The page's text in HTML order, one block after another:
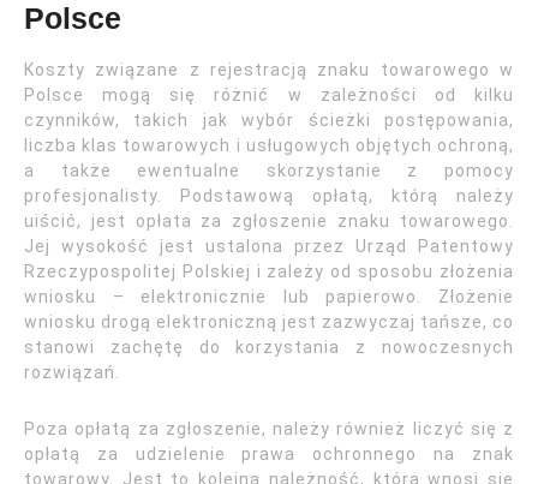
Polsce
Koszty związane z rejestracją znaku towarowego w
Polsce mogą się różnić w zależności od kilku
czynników, takich jak wybór ścieżki postępowania,
liczba klas towarowych i usługowych objętych ochroną,
a także ewentualne skorzystanie z pomocy
profesjonalisty. Podstawową opłatą, którą należy
uiścić, jest opłata za zgłoszenie znaku towarowego.
Jej wysokość jest ustalona przez Urząd Patentowy
Rzeczypospolitej Polskiej i zależy od sposobu złożenia
wniosku – elektronicznie lub papierowo. Złożenie
wniosku drogą elektroniczną jest zazwyczaj tańsze, co
stanowi zachętę do korzystania z nowoczesnych
rozwiązań.
Poza opłatą za zgłoszenie, należy również liczyć się z
opłatą za udzielenie prawa ochronnego na znak
towarowy. Jest to kolejna należność, którą wnosi się